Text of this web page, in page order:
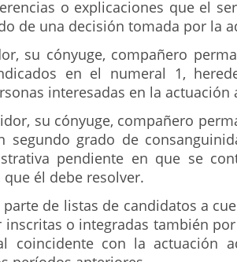
o explicaciones que el
de una decisión tomada por la
su cónyuge, compañero
en el numeral 1,
interesadas en la
su cónyuge, compañero
segundo grado de
pendiente en que se
él debe resolver.
parte de listas de candidatos a
inscritas o integradas también
coincidente con la actuación